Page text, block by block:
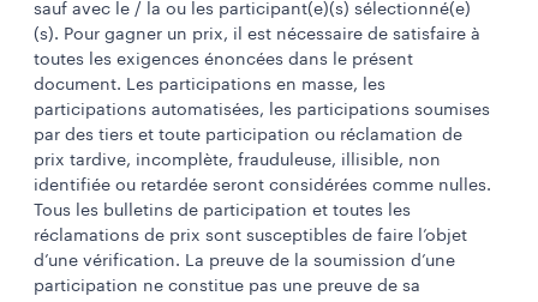
sauf avec le / la ou les participant(e)(s) sélectionné(e)
(s). Pour gagner un prix, il est nécessaire de satisfaire à
toutes les exigences énoncées dans le présent
document. Les participations en masse, les
participations automatisées, les participations soumises
par des tiers et toute participation ou réclamation de
prix tardive, incomplète, frauduleuse, illisible, non
identifiée ou retardée seront considérées comme nulles.
Tous les bulletins de participation et toutes les
réclamations de prix sont susceptibles de faire l’objet
d’une vérification. La preuve de la soumission d’une
participation ne constitue pas une preuve de sa